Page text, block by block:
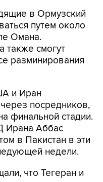
в Ормузский
путем около
Омана.
также смогут
разминирования
и Иран
посредников,
финальной стадии.
Ирана Аббас
в Пакистан в эти
недели.
что Тегеран и